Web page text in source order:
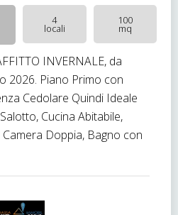
4
locali
100
mq
INVERNALE, da
2026. Piano Primo con
Cedolare Quindi Ideale
Cucina Abitabile,
Doppia, Bagno con